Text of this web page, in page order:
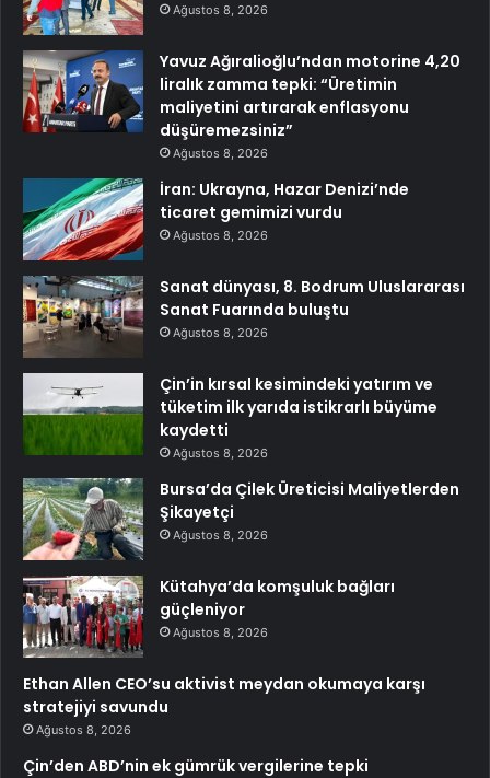
Ağustos 8, 2026
Yavuz Ağıralioğlu’ndan motorine 4,20
liralık zamma tepki: “Üretimin
maliyetini artırarak enflasyonu
düşüremezsiniz”
Ağustos 8, 2026
İran: Ukrayna, Hazar Denizi’nde
ticaret gemimizi vurdu
Ağustos 8, 2026
Sanat dünyası, 8. Bodrum Uluslararası
Sanat Fuarında buluştu
Ağustos 8, 2026
Çin’in kırsal kesimindeki yatırım ve
tüketim ilk yarıda istikrarlı büyüme
kaydetti
Ağustos 8, 2026
Bursa’da Çilek Üreticisi Maliyetlerden
Şikayetçi
Ağustos 8, 2026
Kütahya’da komşuluk bağları
güçleniyor
Ağustos 8, 2026
Ethan Allen CEO’su aktivist meydan okumaya karşı
stratejiyi savundu
Ağustos 8, 2026
Çin’den ABD’nin ek gümrük vergilerine tepki